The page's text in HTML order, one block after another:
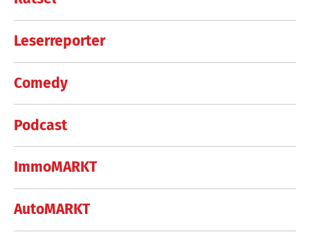
Leserreporter
Comedy
Podcast
ImmoMARKT
AutoMARKT